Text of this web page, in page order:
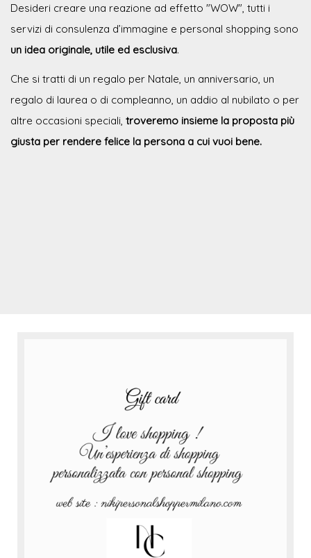
Desideri creare una reazione ad effetto "WOW", tutti i
servizi di consulenza d’immagine e personal shopping sono
un idea originale, utile ed esclusiva.
Che si tratti di un regalo per Natale, un anniversario, un
regalo di laurea o di compleanno, un addio al nubilato o per
altre occasioni speciali, troveremo insieme la proposta più
giusta per rendere felice la persona a cui vuoi bene.